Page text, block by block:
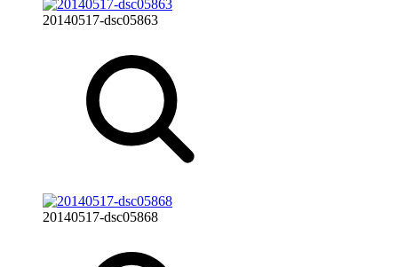
20140517-dsc05863
20140517-dsc05868